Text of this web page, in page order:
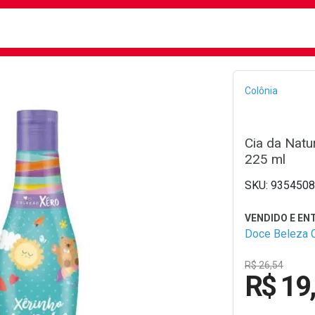
Colônia
Cia da
225 ml
Doce Beleza
R$ 26,54
R$